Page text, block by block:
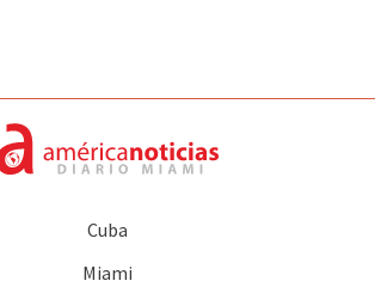
Cuba
Miami